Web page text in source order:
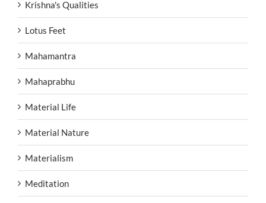
Krishna's Qualities
Lotus Feet
Mahamantra
Mahaprabhu
Material Life
Material Nature
Materialism
Meditation